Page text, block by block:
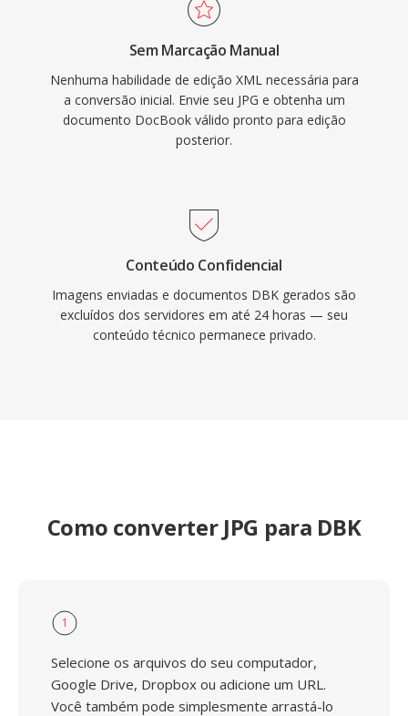
Sem Marcação Manual
Nenhuma habilidade de edição XML necessária para
a conversão inicial. Envie seu JPG e obtenha um
documento DocBook válido pronto para edição
posterior.
Conteúdo Confidencial
Imagens enviadas e documentos DBK gerados são
excluídos dos servidores em até 24 horas — seu
conteúdo técnico permanece privado.
Como converter JPG para DBK
1
Selecione os arquivos do seu computador,
Google Drive, Dropbox ou adicione um URL.
Você também pode simplesmente arrastá-lo